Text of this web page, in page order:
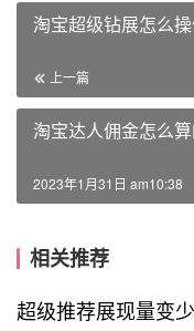
淘宝超级钻展怎么
上一篇
淘宝达人佣金怎么
2023年1月31日 am10:38
相关推荐
超级推荐展现量变